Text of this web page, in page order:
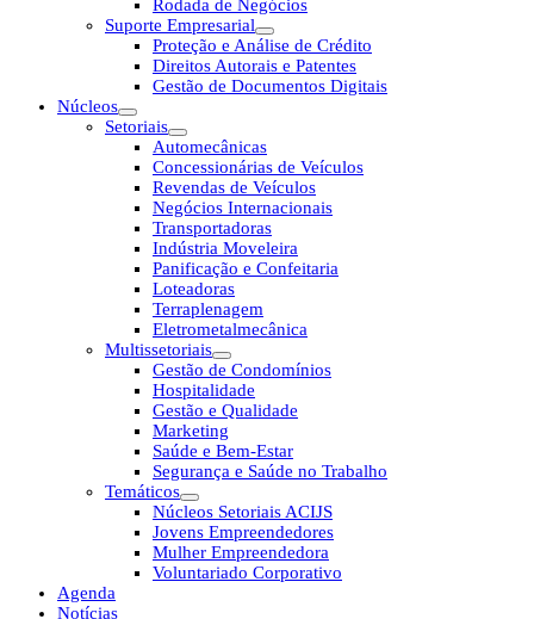
Rodada de Negócios
Suporte Empresarial
Proteção e Análise de Crédito
Direitos Autorais e Patentes
Gestão de Documentos Digitais
Núcleos
Setoriais
Automecânicas
Concessionárias de Veículos
Revendas de Veículos
Negócios Internacionais
Transportadoras
Indústria Moveleira
Panificação e Confeitaria
Loteadoras
Terraplenagem
Eletrometalmecânica
Multissetoriais
Gestão de Condomínios
Hospitalidade
Gestão e Qualidade
Marketing
Saúde e Bem-Estar
Segurança e Saúde no Trabalho
Temáticos
Núcleos Setoriais ACIJS
Jovens Empreendedores
Mulher Empreendedora
Voluntariado Corporativo
Agenda
Notícias